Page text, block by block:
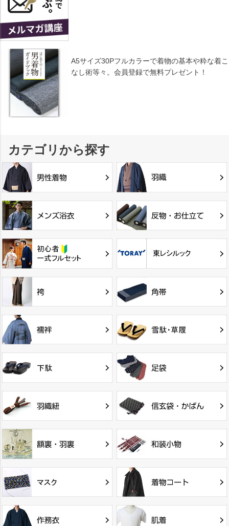
A5サイズ30Pフルカラーで着物の基本や粋な着こ
なし術等々。会員登録で無料プレゼント！
カテゴリから探す